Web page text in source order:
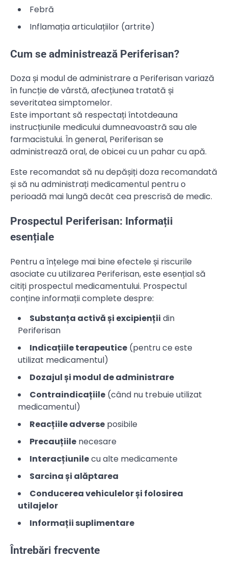
Febră
Inflamația articulațiilor (artrite)
Cum se administrează Periferisan?
Doza și modul de administrare a Periferisan variază
în funcție de vârstă, afecțiunea tratată și
severitatea simptomelor.
Este important să respectați întotdeauna
instrucțiunile medicului dumneavoastră sau ale
farmacistului. În general, Periferisan se
administrează oral, de obicei cu un pahar cu apă.
Este recomandat să nu depășiți doza recomandată
și să nu administrați medicamentul pentru o
perioadă mai lungă decât cea prescrisă de medic.
Prospectul Periferisan: Informații
esențiale
Pentru a înțelege mai bine efectele și riscurile
asociate cu utilizarea Periferisan, este esențial să
citiți prospectul medicamentului. Prospectul
conține informații complete despre:
Substanța activă și excipienții din
Periferisan
Indicațiile terapeutice (pentru ce este
utilizat medicamentul)
Dozajul și modul de administrare
Contraindicațiile (când nu trebuie utilizat
medicamentul)
Reacțiile adverse posibile
Precauțiile necesare
Interacțiunilecu alte medicamente
Sarcina și alăptarea
Conducerea vehiculelor și folosirea
utilajelor
Informații suplimentare
Întrebări frecvente